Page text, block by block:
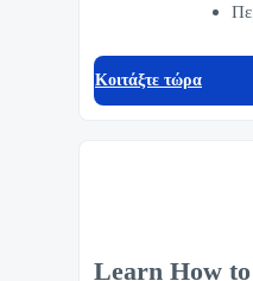
Κοιτάξτε τώρα
Learn How to